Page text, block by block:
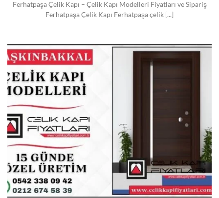
Ferhatpaşa Çelik Kapı – Çelik Kapı Modelleri Fiyatları ve Sipariş
Ferhatpaşa Çelik Kapı Ferhatpaşa çelik [...]